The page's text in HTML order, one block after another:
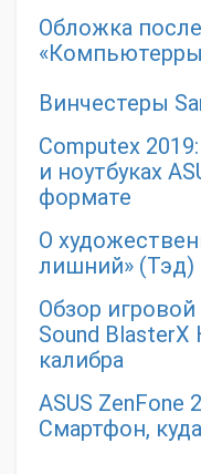
Обложка
Винчестеры
Computex
и ноутбуках
формате
О
лишний» (Тэд)
Обзор
Sound BlasterX
калибра
ASUS ZenFone
Смартфон,